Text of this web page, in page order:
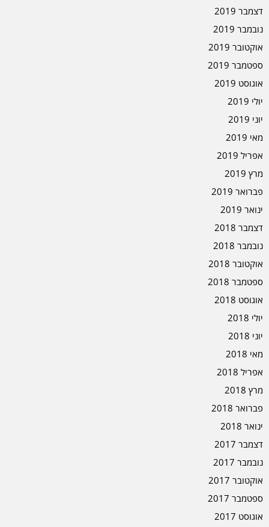
דצמבר 2019
נובמבר 2019
אוקטובר 2019
ספטמבר 2019
אוגוסט 2019
יולי 2019
יוני 2019
מאי 2019
אפריל 2019
מרץ 2019
פברואר 2019
ינואר 2019
דצמבר 2018
נובמבר 2018
אוקטובר 2018
ספטמבר 2018
אוגוסט 2018
יולי 2018
יוני 2018
מאי 2018
אפריל 2018
מרץ 2018
פברואר 2018
ינואר 2018
דצמבר 2017
נובמבר 2017
אוקטובר 2017
ספטמבר 2017
אוגוסט 2017